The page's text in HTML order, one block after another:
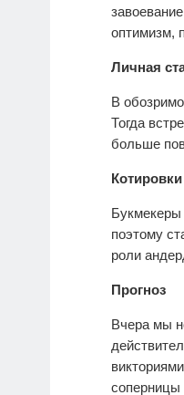
оптимизм,
Личная
В
Тогда
больше
Котировки
Букмекеры
поэтому
роли
Прогноз
Вчера мы
соперницы